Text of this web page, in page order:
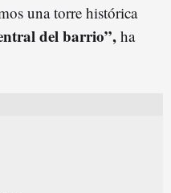
una torre histórica
del barrio”, ha